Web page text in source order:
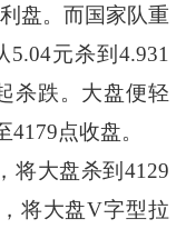
盘。而国家队重
元杀到4.931
杀跌。大盘便轻
点收盘。
大盘杀到4129
将大盘V字型拉